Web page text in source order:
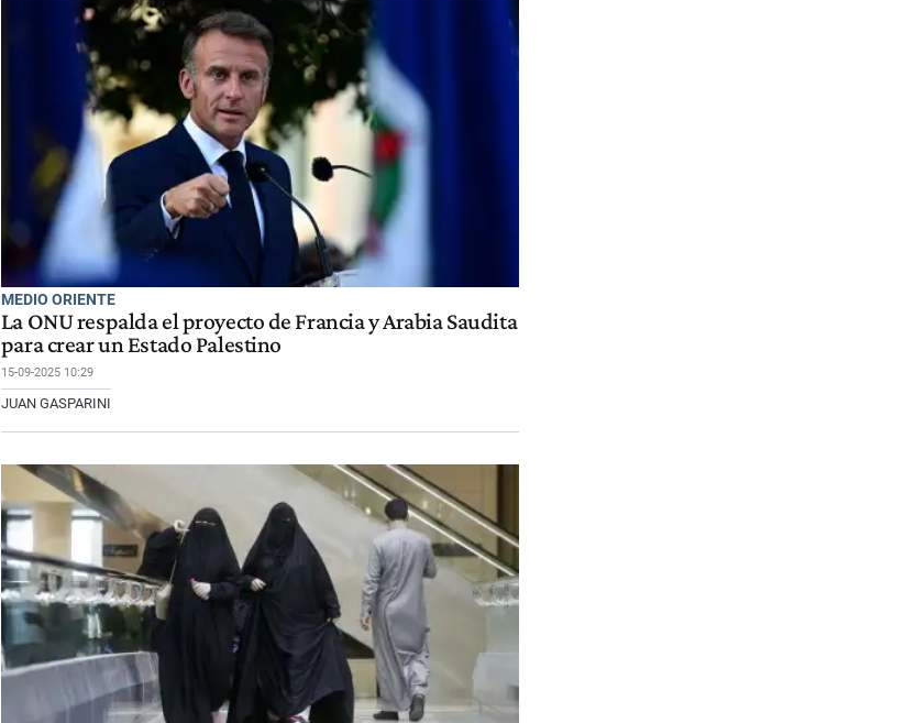
MEDIO ORIENTE
La ONU respalda el proyecto de Francia y Arabia Saudita
para crear un Estado Palestino
15-09-2025 10:29
JUAN GASPARINI